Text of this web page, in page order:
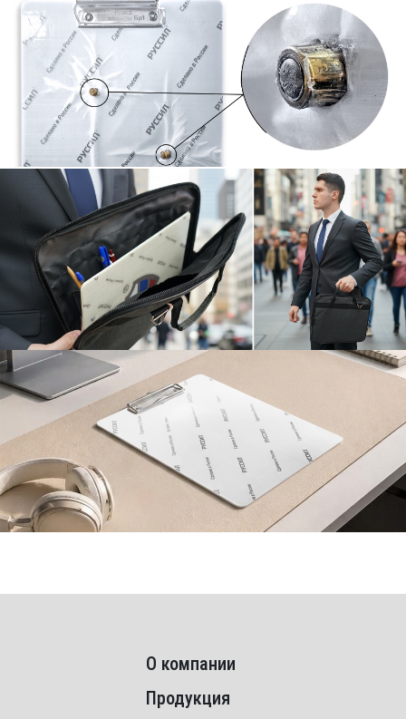
О компании
Продукция